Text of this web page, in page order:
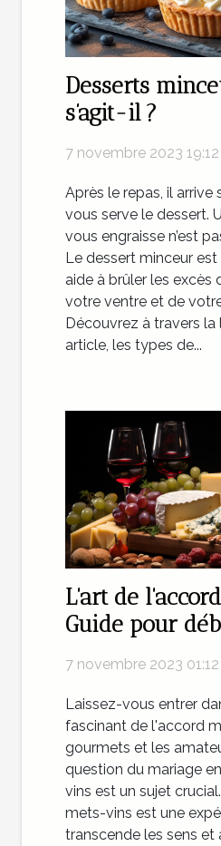
Desserts
s’agit-il ?
7 novembre 2023 19:12
Après le repas, il arrive
vous serve le dessert.
vous engraisse n’est
Le dessert minceur
aide à brûler les excès
votre ventre et de
Découvrez à travers
article, les types de...
L'art de
Guide pour
7 novembre 2023 01:12
Laissez-vous entrer
fascinant de l'accord
gourmets et les
question du mariage
vins est un sujet
mets-vins est une
transcende les sens et